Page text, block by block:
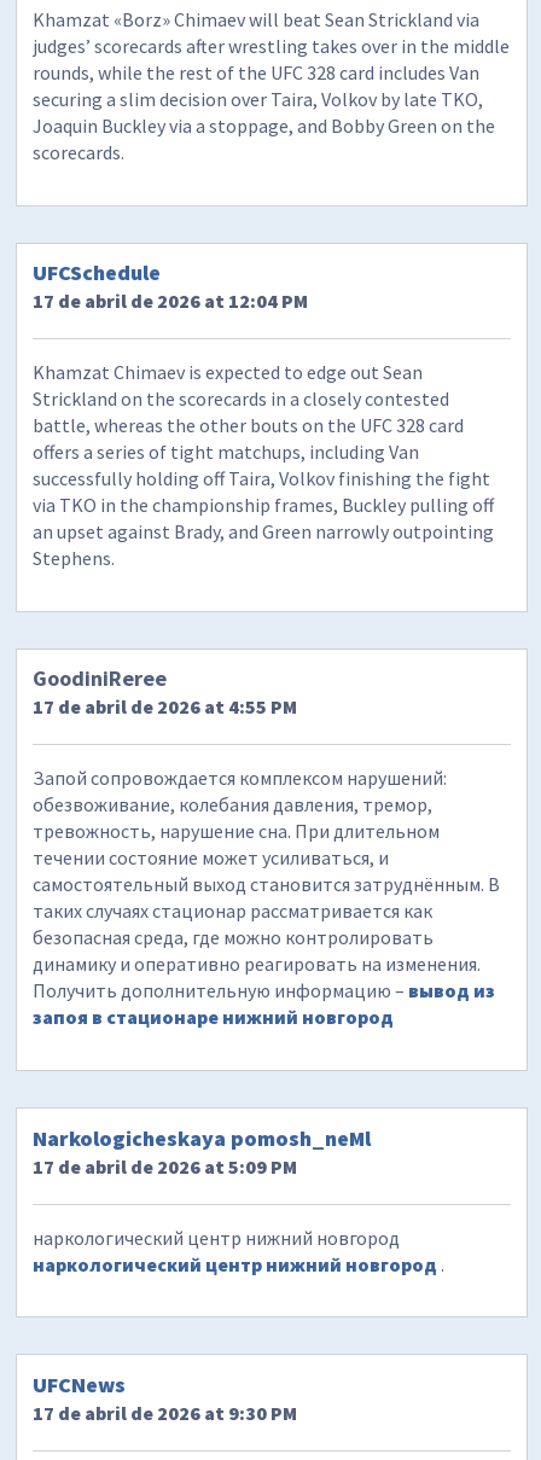
Khamzat «Borz» Chimaev will beat Sean Strickland via
judges’ scorecards after wrestling takes over in the middle
rounds, while the rest of the UFC 328 card includes Van
securing a slim decision over Taira, Volkov by late TKO,
Joaquin Buckley via a stoppage, and Bobby Green on the
scorecards.
UFCSchedule
17 de abril de 2026 at 12:04 PM
Khamzat Chimaev is expected to edge out Sean
Strickland on the scorecards in a closely contested
battle, whereas the other bouts on the UFC 328 card
offers a series of tight matchups, including Van
successfully holding off Taira, Volkov finishing the fight
via TKO in the championship frames, Buckley pulling off
an upset against Brady, and Green narrowly outpointing
Stephens.
GoodiniReree
17 de abril de 2026 at 4:55 PM
Запой сопровождается комплексом нарушений:
обезвоживание, колебания давления, тремор,
тревожность, нарушение сна. При длительном
течении состояние может усиливаться, и
самостоятельный выход становится затруднённым. В
таких случаях стационар рассматривается как
безопасная среда, где можно контролировать
динамику и оперативно реагировать на изменения.
Получить дополнительную информацию – вывод из
запоя в стационаре нижний новгород
Narkologicheskaya pomosh_neMl
17 de abril de 2026 at 5:09 PM
наркологический центр нижний новгород
наркологический центр нижний новгород .
UFCNews
17 de abril de 2026 at 9:30 PM